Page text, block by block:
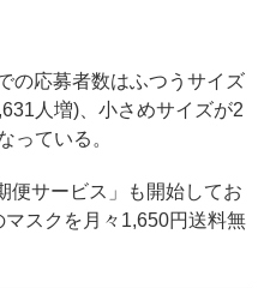
の応募者数はふつうサイズ
人増)、小さめサイズが2
っている。
サービス」も開始してお
スクを月々1,650円送料無